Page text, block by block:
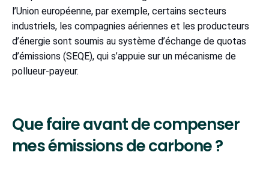
l’Union européenne, par exemple, certains secteurs
industriels, les compagnies aériennes et les producteurs
d’énergie sont soumis au système d’échange de quotas
d’émissions (SEQE), qui s’appuie sur un mécanisme de
pollueur-payeur.
Que faire avant de compenser
mes émissions de carbone ?